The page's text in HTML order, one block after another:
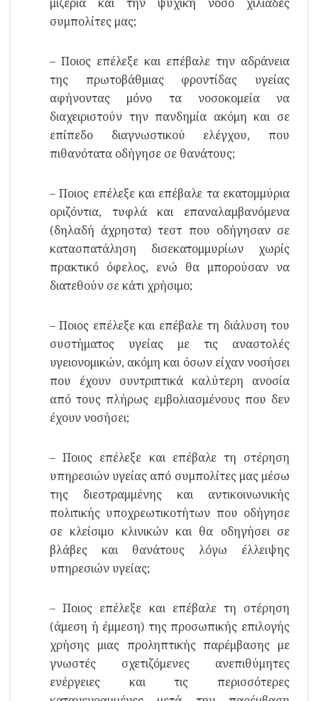
συμπολίτες μας;
– Ποιος επέλεξε και επέβαλε την αδράνεια
της πρωτοβάθμιας φροντίδας υγείας
αφήνοντας μόνο τα νοσοκομεία να
διαχειριστούν την πανδημία ακόμη και σε
επίπεδο διαγνωστικού ελέγχου, που
πιθανότατα οδήγησε σε θανάτους;
– Ποιος επέλεξε και επέβαλε τα εκατομμύρια
οριζόντια, τυφλά και επαναλαμβανόμενα
(δηλαδή άχρηστα) τεστ που οδήγησαν σε
κατασπατάληση δισεκατομμυρίων χωρίς
πρακτικό όφελος, ενώ θα μπορούσαν να
διατεθούν σε κάτι χρήσιμο;
– Ποιος επέλεξε και επέβαλε τη διάλυση του
συστήματος υγείας με τις αναστολές
υγειονομικών, ακόμη και όσων είχαν νοσήσει
που έχουν συντριπτικά καλύτερη ανοσία
από τους πλήρως εμβολιασμένους που δεν
έχουν νοσήσει;
– Ποιος επέλεξε και επέβαλε τη στέρηση
υπηρεσιών υγείας από συμπολίτες μας μέσω
της διεστραμμένης και αντικοινωνικής
πολιτικής υποχρεωτικοτήτων που οδήγησε
σε κλείσιμο κλινικών και θα οδηγήσει σε
βλάβες και θανάτους λόγω έλλειψης
υπηρεσιών υγείας;
– Ποιος επέλεξε και επέβαλε τη στέρηση
(άμεση ή έμμεση) της προσωπικής επιλογής
χρήσης μιας προληπτικής παρέμβασης με
γνωστές σχετιζόμενες ανεπιθύμητες
ενέργειες και τις περισσότερες